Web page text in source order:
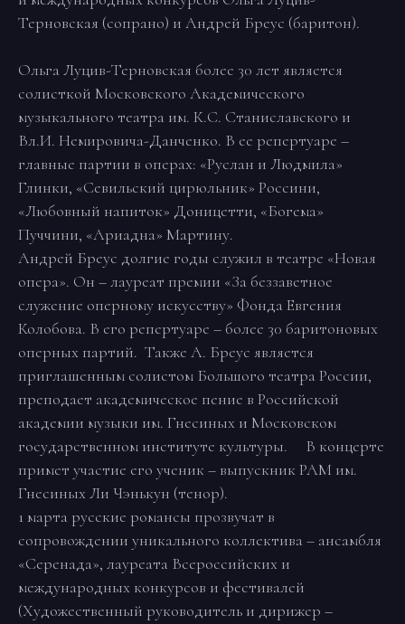
Терновская (сопрано) и Андрей Бреус (баритон).
Ольга Луцив-Терновская более 30 лет является
солисткой Московского Академического
музыкального театра им. К.С. Станиславского и
Вл.И. Немировича-Данченко. В ее репертуаре –
главные партии в операх: «Руслан и Людмила»
Глинки, «Севильский цирюльник» Россини,
«Любовный напиток» Доницетти, «Богема»
Пуччини, «Ариадна» Мартину.
Андрей Бреус долгие годы служил в театре «Новая
опера». Он – лауреат премии «За беззаветное
служение оперному искусству» Фонда Евгения
Колобова. В его репертуаре – более 30 баритоновых
оперных партий. Также А. Бреус является
приглашенным солистом Большого театра России,
преподает академическое пение в Российской
академии музыки им. Гнесиных и Московском
государственном институте культуры. В концерте
примет участие его ученик – выпускник РАМ им.
Гнесиных Ли Чэнькун (тенор).
1 марта русские романсы прозвучат в
сопровождении уникального коллектива – ансамбля
«Серенада», лауреата Всероссийских и
международных конкурсов и фестивалей
(Художественный руководитель и дирижер –